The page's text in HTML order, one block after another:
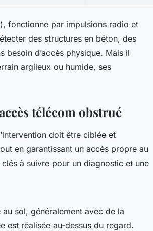
fonctionne par impulsions radio et
des structures en béton, des
besoin d’accès physique. Mais il
argileux ou humide, ses
télécom obstrué
doit être ciblée et
en garantissant un accès propre au
à suivre pour un diagnostic et une
sol, généralement avec de la
est réalisée au-dessus du regard.